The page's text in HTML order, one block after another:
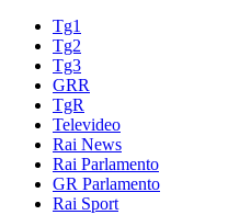
Tg1
Tg2
Tg3
GRR
TgR
Televideo
Rai News
Rai Parlamento
GR Parlamento
Rai Sport